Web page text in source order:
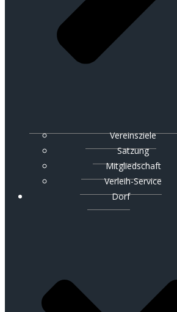
Vereinsziele
Satzung
Mitgliedschaft
Verleih-Service
Dorf